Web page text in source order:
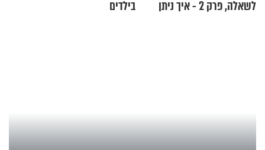
לשאלה, פרק 2 - איך ניתן
בילדים